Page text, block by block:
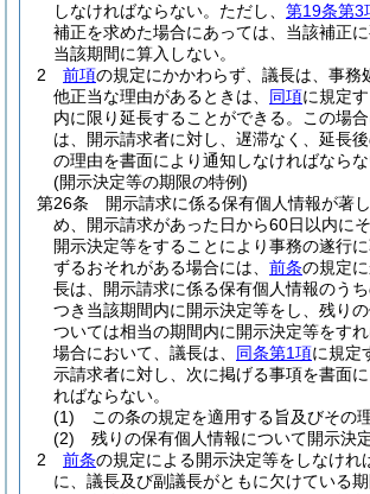
しなければならない。 ただし、 第19条第3
補正を求めた場合にあっては、当該補正に
当該期間に算入しない。
2
前項の規定にかかわらず、議長は、事務
他正当な理由があるときは、 同項に規定
内に限り延長することができる。
この場
は、開示請求者に対し、遅滞なく、延長
の理由を書面により通知しなければならな
(開示決定等の期限の特例)
第26条
開示請求に係る保有個人情報が著
め、開示請求があった日から60日以内に
開示決定等をすることにより事務の遂行
ずるおそれがある場合には、 前条の規定
長は、開示請求に係る保有個人情報のう
つき当該期間内に開示決定等をし、残り
ついては相当の期間内に開示決定等をすれ
場合において、議長は、 同条第1項に規定
示請求者に対し、次に掲げる事項を書面
ればならない。
(1)
この条の規定を適用する旨及びその
(2)
残りの保有個人情報について開示決
2
前条の規定による開示決定等をしなけれ
に、議長及び副議長がともに欠けている